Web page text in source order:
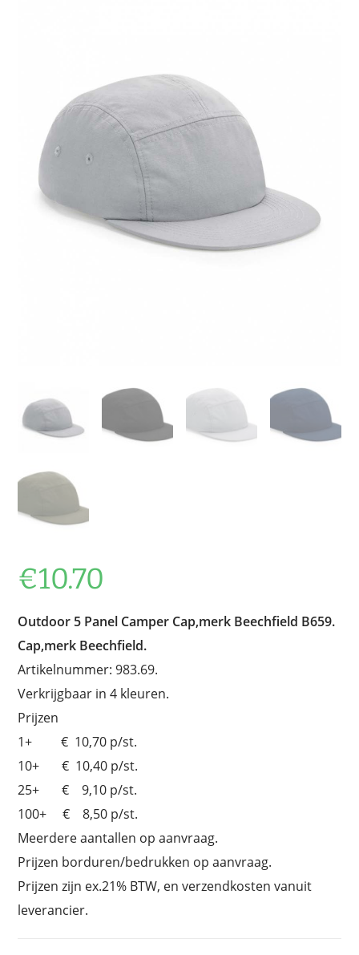
€10.70
Outdoor 5 Panel Camper Cap,merk Beechfield B659.
Cap,merk Beechfield.
Artikelnummer: 983.69.
Verkrijgbaar in 4 kleuren.
Prijzen
1+ € 10,70 p/st.
10+ € 10,40 p/st.
25+ € 9,10 p/st.
100+ € 8,50 p/st.
Meerdere aantallen op aanvraag.
Prijzen borduren/bedrukken op aanvraag.
Prijzen zijn ex.21% BTW, en verzendkosten vanuit
leverancier.